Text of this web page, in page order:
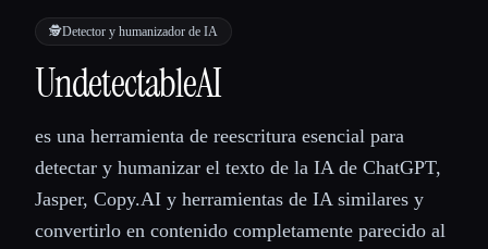
💻 Desarrolladores
🎓Estudiantes 🎬 Creadores
🕵️Detector y humanizador de IA
UndetectableAI
es una herramienta de reescritura esencial para
detectar y humanizar el texto de la IA de ChatGPT,
Jasper, Copy.AI y herramientas de IA similares y
convertirlo en contenido completamente parecido al